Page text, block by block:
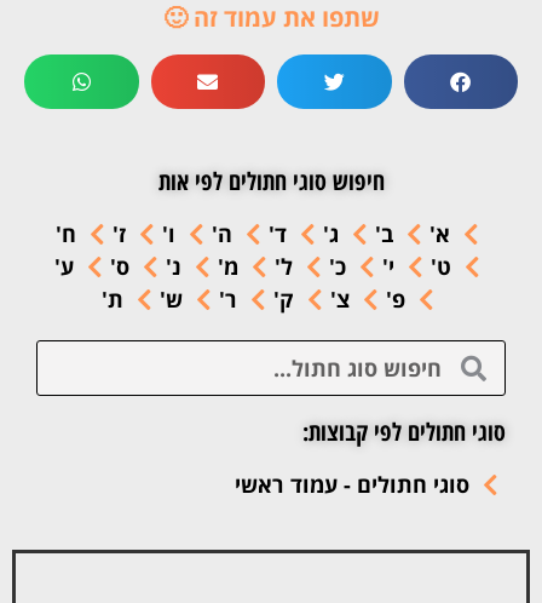
שתפו את עמוד זה 🙂
חיפוש סוגי חתולים לפי אות
א' ב' ג' ד' ה' ו' ז'
ח'
ט'
י' כ' ל' מ' נ' ס'
ע'
פ'
צ' ק' ר' ש' ת'
סוגי חתולים לפי קבוצות:
סוגי חתולים - עמוד ראשי